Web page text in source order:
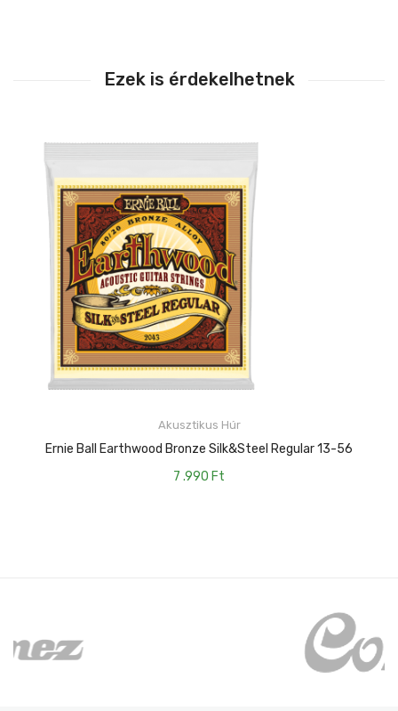
Ezek is érdekelhetnek
Akusztikus Húr
Ernie Ball Earthwood Bronze Silk&steel Regular 13-56
7 .990 Ft
KOSÁRBA TESZEM